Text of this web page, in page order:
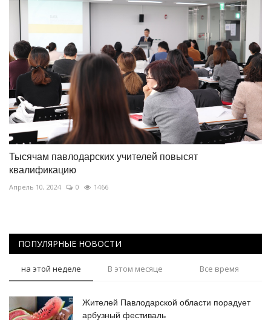
Тысячам павлодарских учителей повысят
квалификацию
Апрель 10, 2024 0 1466
ПОПУЛЯРНЫЕ НОВОСТИ
на этой неделе В этом месяце Все время
Жителей Павлодарской области порадует
арбузный фестиваль